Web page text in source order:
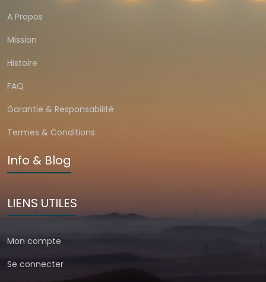
A Propos
Mission
Histoire
FAQ
Garantie & Responsabilité
Termes & Conditions
Info & Blog
LIENS UTILES
Mon compte
Se connecter